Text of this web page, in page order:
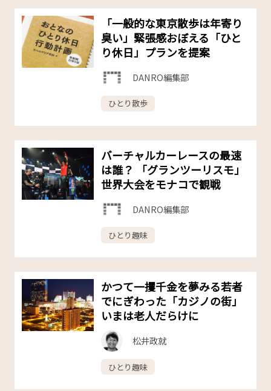
「一般的な東京散歩は年寄り
臭い」緊張感おぼえる「ひと
り休日」プランを提案
DANRO編集部
ひとり散歩
バーチャルカーレースの最速
は誰？ 「グランツーリスモ」
世界大会をモナコで観戦
DANRO編集部
ひとり趣味
かつて一攫千金を夢みる若者
でにぎわった「カジノの街」
いまは老人だらけに
松井政就
ひとり趣味